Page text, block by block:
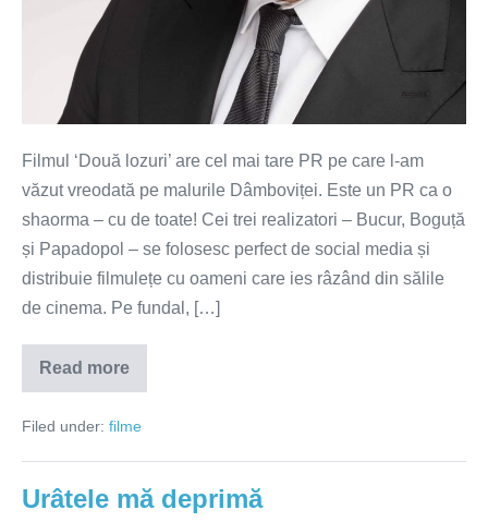
Filmul ‘Două lozuri’ are cel mai tare PR pe care l-am
văzut vreodată pe malurile Dâmboviței. Este un PR ca o
shaorma – cu de toate! Cei trei realizatori – Bucur, Boguță
și Papadopol – se folosesc perfect de social media și
distribuie filmulețe cu oameni care ies râzând din sălile
de cinema. Pe fundal, […]
Read more
Două
lozuri
Filed under: filme
Urâtele mă deprimă